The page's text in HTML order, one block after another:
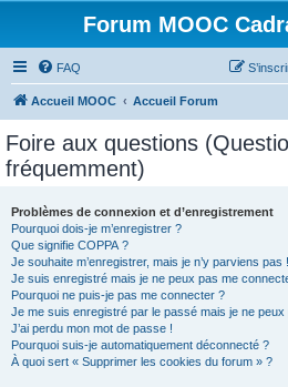
Forum MOOC
FAQ
Accueil MOOC Accueil Forum
Foire aux questions
fréquemment)
Problèmes de connexion et d’enregistrement
Pourquoi dois-je m’enregistrer ?
Que signifie COPPA ?
Je souhaite m’enregistrer, mais je n’y parviens pas !
Je suis enregistré mais je ne peux pas me
Pourquoi ne puis-je pas me connecter ?
Je me suis enregistré par le passé mais je ne
J’ai perdu mon mot de passe !
Pourquoi suis-je automatiquement déconnecté ?
À quoi sert « Supprimer les cookies du forum » ?